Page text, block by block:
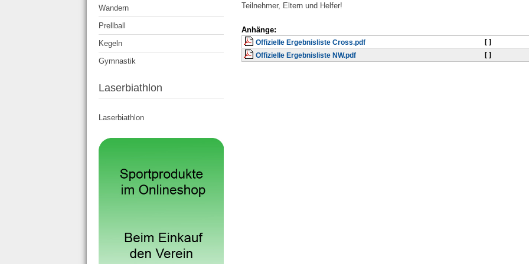
Wandern
Prellball
Kegeln
Gymnastik
Laserbiathlon
Laserbiathlon
Teilnehmer, Eltern und Helfer!
Anhänge:
Offizielle Ergebnisliste Cross.pdf
[ ]
Offizielle Ergebnisliste NW.pdf
[ ]